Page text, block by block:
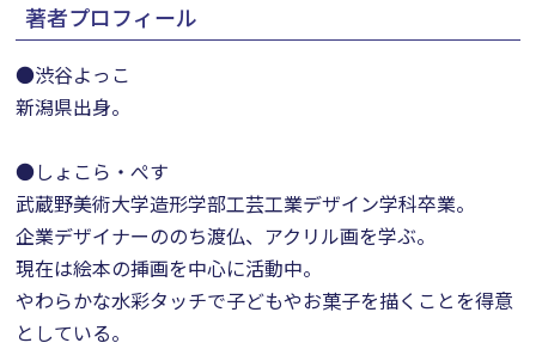
著者プロフィール
●渋谷よっこ
新潟県出身。
●しょこら・ぺす
武蔵野美術大学造形学部工芸工業デザイン学科卒業。
企業デザイナーののち渡仏、アクリル画を学ぶ。
現在は絵本の挿画を中心に活動中。
やわらかな水彩タッチで子どもやお菓子を描くことを得意
としている。